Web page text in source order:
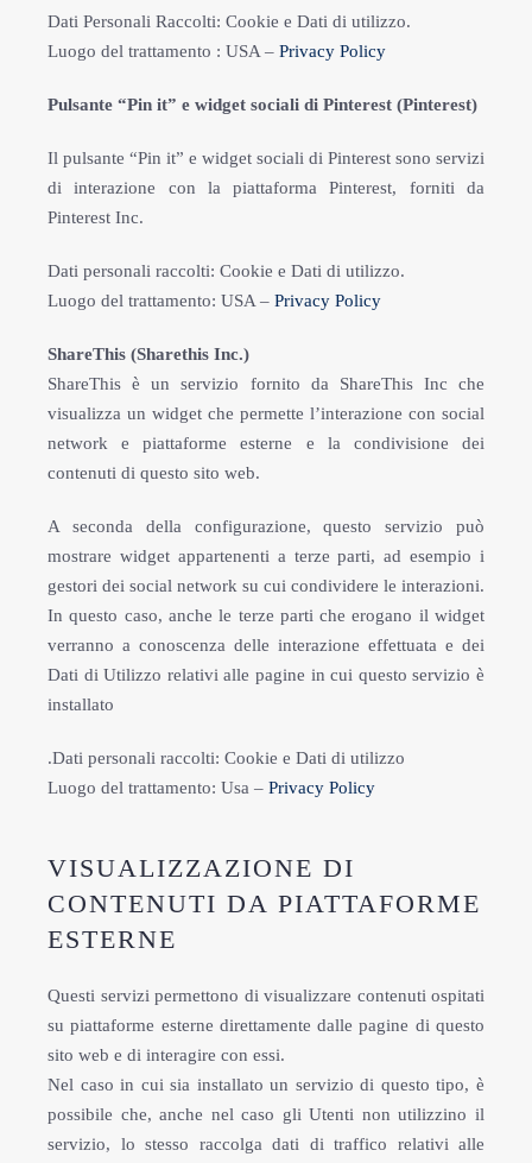
Dati Personali Raccolti: Cookie e Dati di utilizzo.
Luogo del trattamento : USA – Privacy Policy
Pulsante “Pin it” e widget sociali di Pinterest (Pinterest)
Il pulsante “Pin it” e widget sociali di Pinterest sono servizi
di interazione con la piattaforma Pinterest, forniti da
Pinterest Inc.
Dati personali raccolti: Cookie e Dati di utilizzo.
Luogo del trattamento: USA – Privacy Policy
ShareThis (Sharethis Inc.)
ShareThis è un servizio fornito da ShareThis Inc che
visualizza un widget che permette l’interazione con social
network e piattaforme esterne e la condivisione dei
contenuti di questo sito web.
A seconda della configurazione, questo servizio può
mostrare widget appartenenti a terze parti, ad esempio i
gestori dei social network su cui condividere le interazioni.
In questo caso, anche le terze parti che erogano il widget
verranno a conoscenza delle interazione effettuata e dei
Dati di Utilizzo relativi alle pagine in cui questo servizio è
installato
.Dati personali raccolti: Cookie e Dati di utilizzo
Luogo del trattamento: Usa – Privacy Policy
VISUALIZZAZIONE DI
CONTENUTI DA PIATTAFORME
ESTERNE
Questi servizi permettono di visualizzare contenuti ospitati
su piattaforme esterne direttamente dalle pagine di questo
sito web e di interagire con essi.
Nel caso in cui sia installato un servizio di questo tipo, è
possibile che, anche nel caso gli Utenti non utilizzino il
servizio, lo stesso raccolga dati di traffico relativi alle